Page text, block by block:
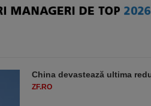
China devastează ultima
ZF.RO